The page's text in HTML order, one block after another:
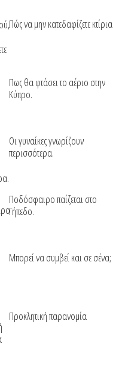
Πώς να μην κατεδαφίζετε κτίρια
Πως θα φτάσει το αέριο στην
Κύπρο.
Οι γυναίκες γνωρίζουν
περισσότερα.
Ποδόσφαιρο παίζεται στο
Γήπεδο.
Μπορεί να συμβεί και σε σένα;
Προκλητική παρανομία